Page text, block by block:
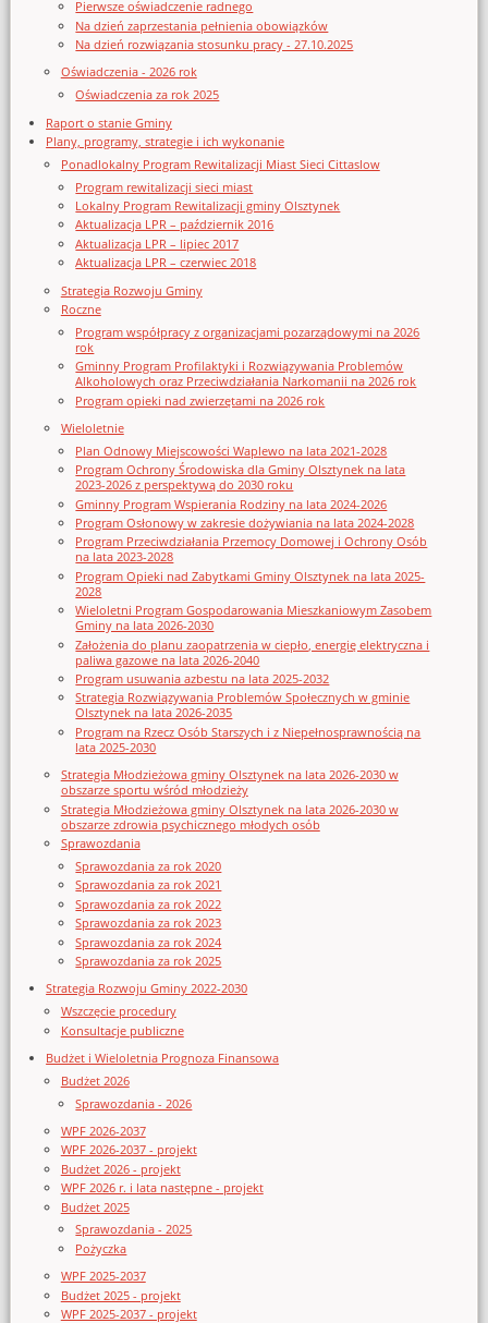
Pierwsze oświadczenie radnego
Na dzień zaprzestania pełnienia obowiązków
Na dzień rozwiązania stosunku pracy - 27.10.2025
Oświadczenia - 2026 rok
Oświadczenia za rok 2025
Raport o stanie Gminy
Plany, programy, strategie i ich wykonanie
Ponadlokalny Program Rewitalizacji Miast Sieci Cittaslow
Program rewitalizacji sieci miast
Lokalny Program Rewitalizacji gminy Olsztynek
Aktualizacja LPR – październik 2016
Aktualizacja LPR – lipiec 2017
Aktualizacja LPR – czerwiec 2018
Strategia Rozwoju Gminy
Roczne
Program współpracy z organizacjami pozarządowymi na 2026
rok
Gminny Program Profilaktyki i Rozwiązywania Problemów
Alkoholowych oraz Przeciwdziałania Narkomanii na 2026 rok
Program opieki nad zwierzętami na 2026 rok
Wieloletnie
Plan Odnowy Miejscowości Waplewo na lata 2021-2028
Program Ochrony Środowiska dla Gminy Olsztynek na lata
2023-2026 z perspektywą do 2030 roku
Gminny Program Wspierania Rodziny na lata 2024-2026
Program Osłonowy w zakresie dożywiania na lata 2024-2028
Program Przeciwdziałania Przemocy Domowej i Ochrony Osób
na lata 2023-2028
Program Opieki nad Zabytkami Gminy Olsztynek na lata 2025-
2028
Wieloletni Program Gospodarowania Mieszkaniowym Zasobem
Gminy na lata 2026-2030
Założenia do planu zaopatrzenia w ciepło, energię elektryczna i
paliwa gazowe na lata 2026-2040
Program usuwania azbestu na lata 2025-2032
Strategia Rozwiązywania Problemów Społecznych w gminie
Olsztynek na lata 2026-2035
Program na Rzecz Osób Starszych i z Niepełnosprawnością na
lata 2025-2030
Strategia Młodzieżowa gminy Olsztynek na lata 2026-2030 w
obszarze sportu wśród młodzieży
Strategia Młodzieżowa gminy Olsztynek na lata 2026-2030 w
obszarze zdrowia psychicznego młodych osób
Sprawozdania
Sprawozdania za rok 2020
Sprawozdania za rok 2021
Sprawozdania za rok 2022
Sprawozdania za rok 2023
Sprawozdania za rok 2024
Sprawozdania za rok 2025
Strategia Rozwoju Gminy 2022-2030
Wszczęcie procedury
Konsultacje publiczne
Budżet i Wieloletnia Prognoza Finansowa
Budżet 2026
Sprawozdania - 2026
WPF 2026-2037
WPF 2026-2037 - projekt
Budżet 2026 - projekt
WPF 2026 r. i lata następne - projekt
Budżet 2025
Sprawozdania - 2025
Pożyczka
WPF 2025-2037
Budżet 2025 - projekt
WPF 2025-2037 - projekt